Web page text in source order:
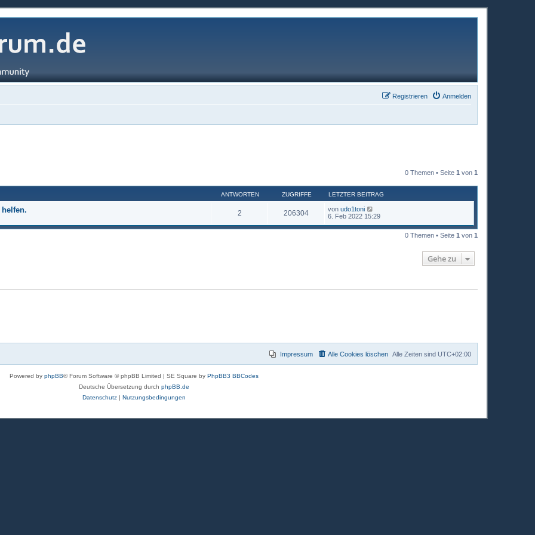
Anmelden
Registrieren
0 Themen • Seite 1 von 1
ANTWORTEN ZUGRIFFE LETZTER BEITRAG
2 206304 von udo1toni
6. Feb 2022 15:29
0 Themen • Seite 1 von 1
Gehe zu
Alle Zeiten sind UTC+02:00
Alle Cookies löschen
Impressum
Powered by phpBB® Forum Software © phpBB Limited | SE Square by PhpBB3 BBCodes
Deutsche Übersetzung durch phpBB.de
Datenschutz| Nutzungsbedingungen